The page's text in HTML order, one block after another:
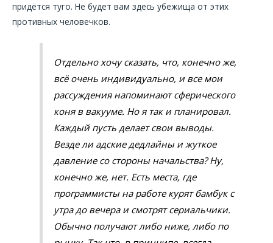
придётся туго. Не будет вам здесь убежища от этих
противных человечков.
Отдельно хочу сказать, что, конечно же,
всё очень индивидуально, и все мои
рассуждения напоминают сферического
коня в вакууме. Но я так и планировал.
Каждый пусть делает свои выводы.
Везде ли адские дедлайны и жуткое
давление со стороны начальства? Ну,
конечно же, нет. Есть места, где
программисты на работе курят бамбук с
утра до вечера и смотрят сериальчики.
Обычно получают либо ниже, либо по